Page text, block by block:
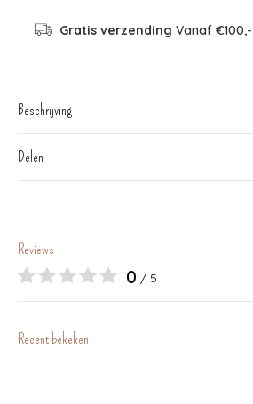
Gratis verzending Vanaf €100,-
Beschrijving
Delen
Reviews
0 / 5
Recent bekeken